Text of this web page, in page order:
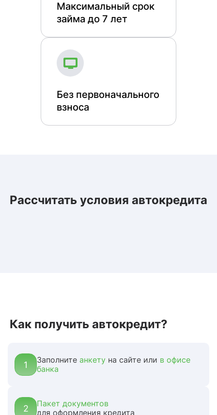
Максимальный срок
займа до 7 лет
Без первоначального
взноса
Рассчитать условия автокредита
Как получить автокредит?
1 Заполните анкету на сайте или в офисе
банка
2
Пакет документов
для оформления кредита